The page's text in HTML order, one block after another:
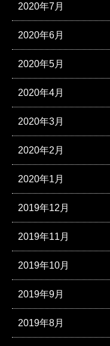
2020年7月
2020年6月
2020年5月
2020年4月
2020年3月
2020年2月
2020年1月
2019年12月
2019年11月
2019年10月
2019年9月
2019年8月